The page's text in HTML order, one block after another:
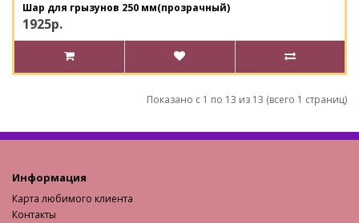
Шар для грызунов 250 мм(прозрачный)
1925р.
Показано с 1 по 13 из 13 (всего 1 страниц)
Информация
Карта любимого клиента
Контакты